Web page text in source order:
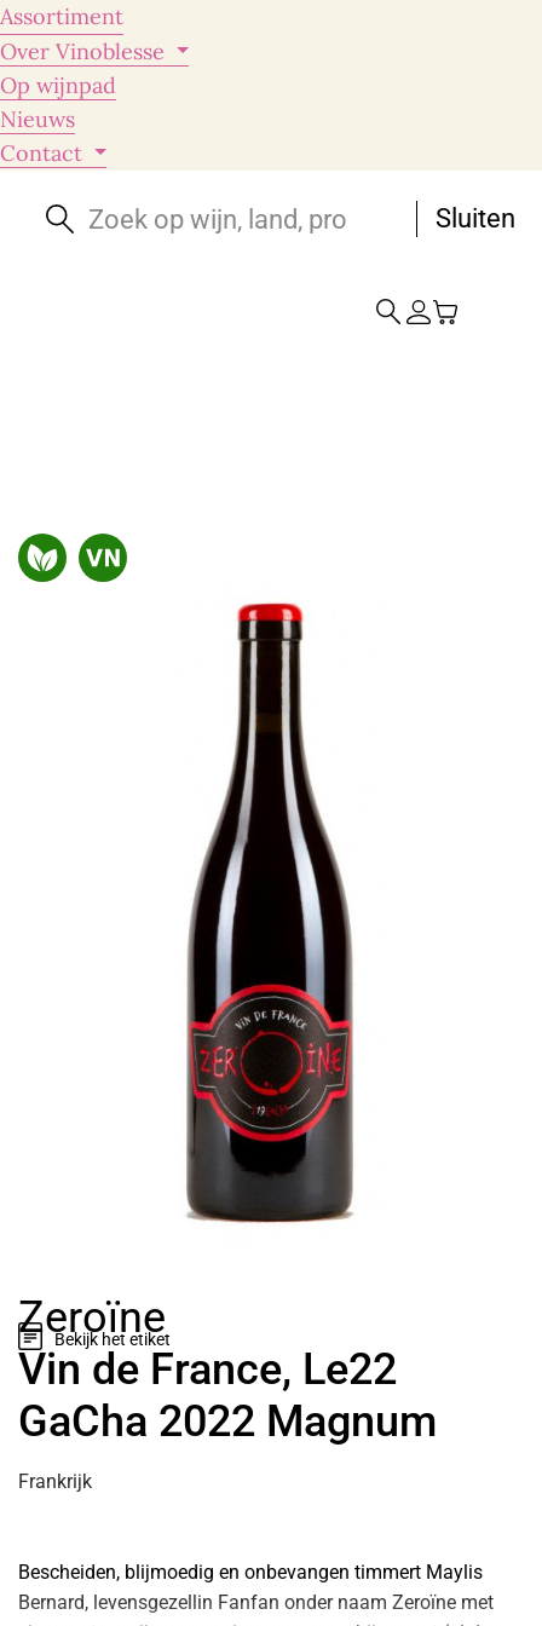
Assortiment
Over Vinoblesse
Op wijnpad
Nieuws
Contact
Sluiten
Bekijk het etiket
Zeroïne
Vin de France, Le22
GaCha 2022 Magnum
Frankrijk
Bescheiden, blijmoedig en onbevangen timmert Maylis
Bernard, levensgezellin Fanfan onder naam Zeroïne met